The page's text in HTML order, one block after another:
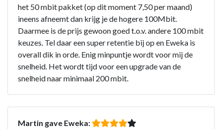
het 50 mbit pakket (op dit moment 7,50 per maand)
ineens afneemt dan krijg je de hogere 100Mbit.
Daarmee is de prijs gewoon goed t.o.v. andere 100 mbit
keuzes. Tel daar een super retentie bij op en Eweka is
overall dik in orde. Enig minpuntje wordt voor mij de
snelheid. Het wordt tijd voor een upgrade van de
snelheid naar minimaal 200 mbit.
Martin gave Eweka: